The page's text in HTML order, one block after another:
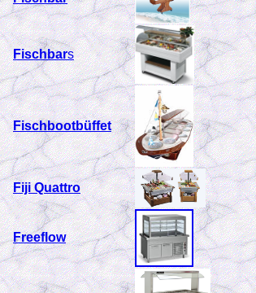
Fischbars
Fischbootbüffet
Fiji Quattro
Freeflow